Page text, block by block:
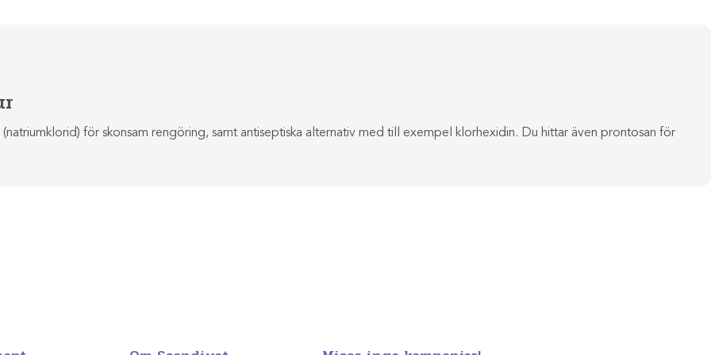
för skonsam rengöring, samt antiseptiska alternativ med till exempel klorhexidin. Du hittar även prontosan för